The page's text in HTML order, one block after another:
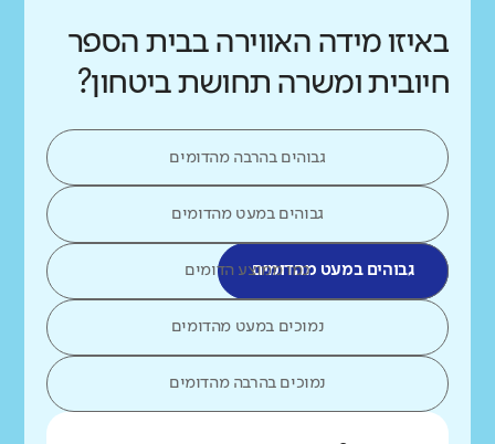
באיזו מידה האווירה בבית הספר
חיובית ומשרה תחושת ביטחון?
גבוהים בהרבה מהדומים
גבוהים במעט מהדומים
גבוהים במעט מהדומיםכמו ממוצע הדומים
נמוכים במעט מהדומים
נמוכים בהרבה מהדומים